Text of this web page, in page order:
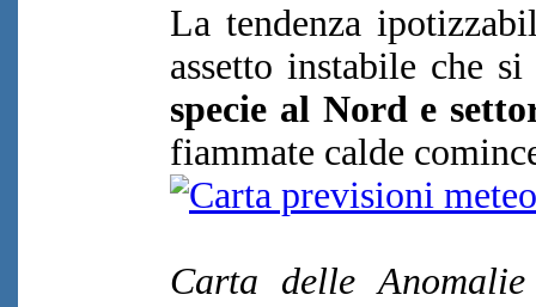
La tendenza
assetto instabile che
specie al Nord e
fiammate calde
Carta delle